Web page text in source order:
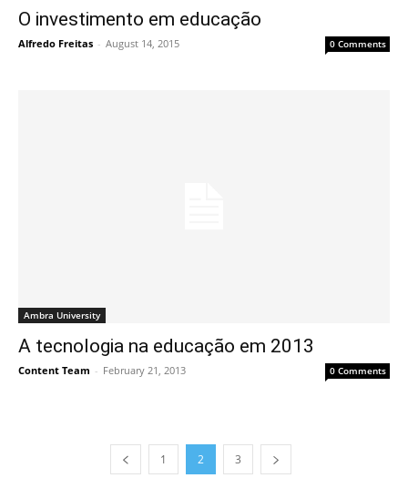
O investimento em educação
Alfredo Freitas - August 14, 2015 0 Comments
Ambra University
A tecnologia na educação em 2013
Content Team - February 21, 2013 0 Comments
1 2 3